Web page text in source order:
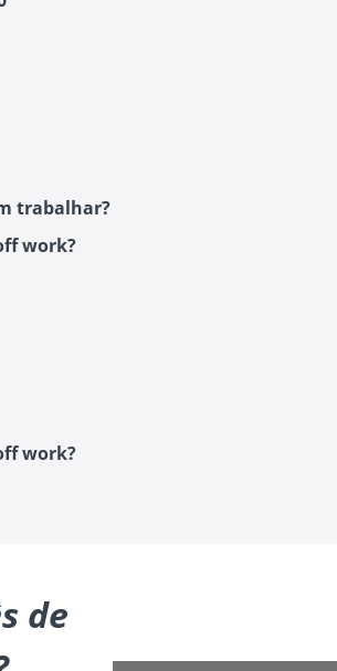
trabalhar?
work?
work?
de